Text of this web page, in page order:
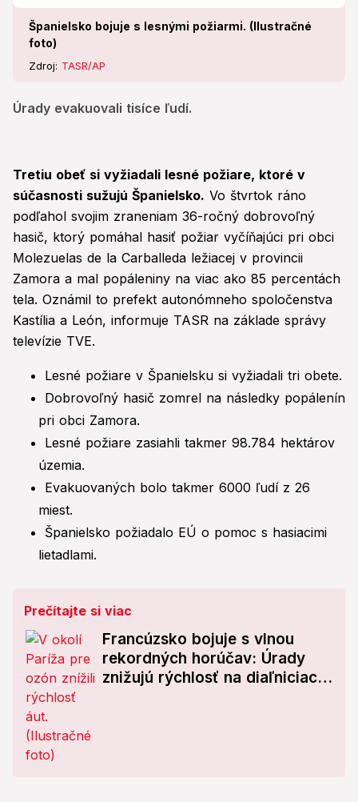
Španielsko bojuje s lesnými požiarmi. (Ilustračné
foto)
Zdroj: TASR/AP
Úrady evakuovali tisíce ľudí.
Tretiu obeť si vyžiadali lesné požiare, ktoré v
súčasnosti sužujú Španielsko. Vo štvrtok ráno
podľahol svojim zraneniam 36-ročný dobrovoľný
hasič, ktorý pomáhal hasiť požiar vyčíňajúci pri obci
Molezuelas de la Carballeda ležiacej v provincii
Zamora a mal popáleniny na viac ako 85 percentách
tela. Oznámil to prefekt autonómneho spoločenstva
Kastília a León, informuje TASR na základe správy
televízie TVE.
Lesné požiare v Španielsku si vyžiadali tri obete.
Dobrovoľný hasič zomrel na následky popálenín
pri obci Zamora.
Lesné požiare zasiahli takmer 98.784 hektárov
územia.
Evakuovaných bolo takmer 6000 ľudí z 26
miest.
Španielsko požiadalo EÚ o pomoc s hasiacimi
lietadlami.
Prečítajte si viac
Francúzsko bojuje s vlnou
rekordných horúčav: Úrady
znižujú rýchlosť na diaľniciach